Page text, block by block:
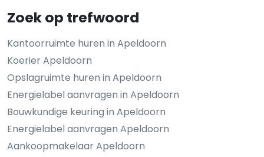
Zoek op trefwoord
Kantoorruimte huren in Apeldoorn
Koerier Apeldoorn
Opslagruimte huren in Apeldoorn
Energielabel aanvragen in Apeldoorn
Bouwkundige keuring in Apeldoorn
Energielabel aanvragen Apeldoorn
Aankoopmakelaar Apeldoorn